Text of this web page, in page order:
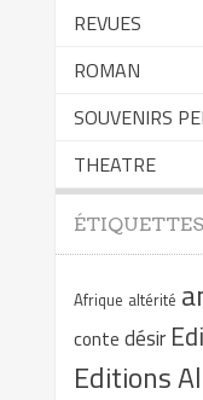
REVUES
ROMAN
SOUVENIRS
THEATRE
ÉTIQUETTES
Afrique altérité
conte désir
Editions